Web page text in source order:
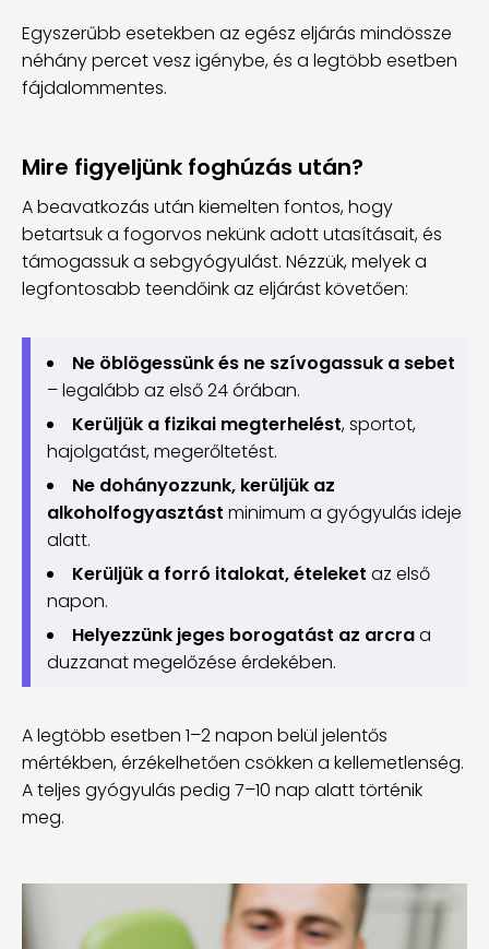
Egyszerűbb esetekben az egész eljárás mindössze
néhány percet vesz igénybe, és a legtöbb esetben
fájdalommentes.
Mire figyeljünk foghúzás után?
A beavatkozás után kiemelten fontos, hogy
betartsuk a fogorvos nekünk adott utasításait, és
támogassuk a sebgyógyulást. Nézzük, melyek a
legfontosabb teendőink az eljárást követően:
Ne öblögessünk és ne szívogassuk a sebet
– legalább az első 24 órában.
Kerüljük a fizikai megterhelést, sportot,
hajolgatást, megerőltetést.
Ne dohányozzunk, kerüljük az
alkoholfogyasztást minimum a gyógyulás ideje
alatt.
Kerüljük a forró italokat, ételeket az első
napon.
Helyezzünk jeges borogatást az arcraa
duzzanat megelőzése érdekében.
A legtöbb esetben 1–2 napon belül jelentős
mértékben, érzékelhetően csökken a kellemetlenség.
A teljes gyógyulás pedig 7–10 nap alatt történik
meg.